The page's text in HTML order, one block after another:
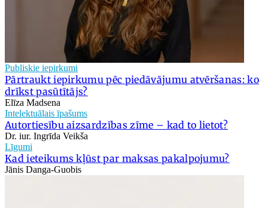
Publiskie iepirkumi
Pārtraukt iepirkumu pēc piedāvājumu atvēršanas: ko
drīkst pasūtītājs?
Elīza Madsena
Intelektuālais īpašums
Autortiesību aizsardzības zīme – kad to lietot?
Dr. iur. Ingrīda Veikša
Līgumi
Kad ieteikums kļūst par maksas pakalpojumu?
Jānis Danga-Guobis